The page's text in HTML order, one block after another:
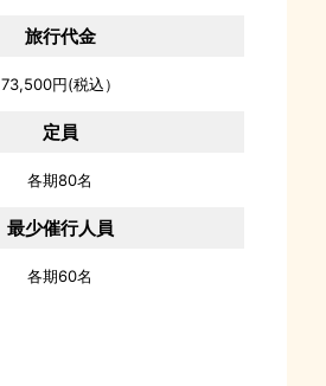
旅行代金
73,500円(税込）
定員
各期80名
最少催行人員
各期60名